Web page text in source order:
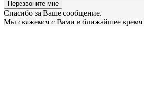
Спасибо за Ваше сообщение.
Мы свяжемся с Вами в ближайшее время.